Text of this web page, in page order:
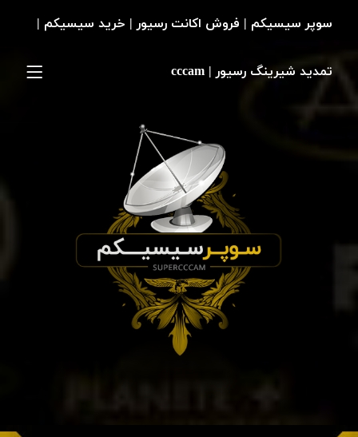
سوپر سیسیکم | فروش اکانت رسیور | خرید سیسیکم |
تمدید شیرینگ رسیور | cccam